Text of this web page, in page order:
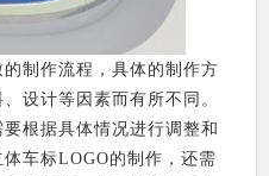
制作流程，具体的制作方
设计等因素而有所不同。
根据具体情况进行调整和
车标LOGO的制作，还需